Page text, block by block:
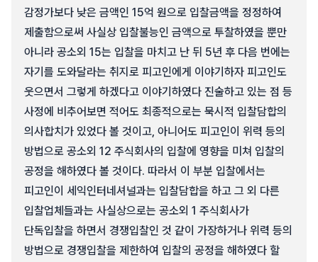
감정가보다 낮은 금액인 15억 원으로 입찰금액을 정정하여
제출함으로써 사실상 입찰불능인 금액으로 투찰하였을 뿐만
아니라 공소외 15는 입찰을 마치고 난 뒤 5년 후 다음 번에는
자기를 도와달라는 취지로 피고인에게 이야기하자 피고인도
웃으면서 그렇게 하겠다고 이야기하였다 진술하고 있는 점 등
사정에 비추어보면 적어도 최종적으로는 묵시적 입찰담합의
의사합치가 있었다 볼 것이고, 아니어도 피고인이 위력 등의
방법으로 공소외 12 주식회사의 입찰에 영향을 미쳐 입찰의
공정을 해하였다 볼 것이다. 따라서 이 부분 입찰에서는
피고인이 세익인터네셔널과는 입찰담합을 하고 그 외 다른
입찰업체들과는 사실상으로는 공소외 1 주식회사가
단독입찰을 하면서 경쟁입찰인 것 같이 가장하거나 위력 등의
방법으로 경쟁입찰을 제한하여 입찰의 공정을 해하였다 할